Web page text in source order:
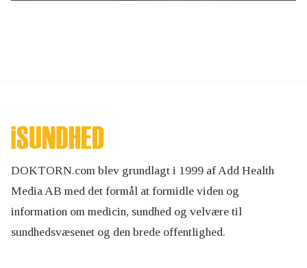
DOKTORN.com blev grundlagt i 1999 af Add Health
Media AB med det formål at formidle viden og
information om medicin, sundhed og velvære til
sundhedsvæsenet og den brede offentlighed.